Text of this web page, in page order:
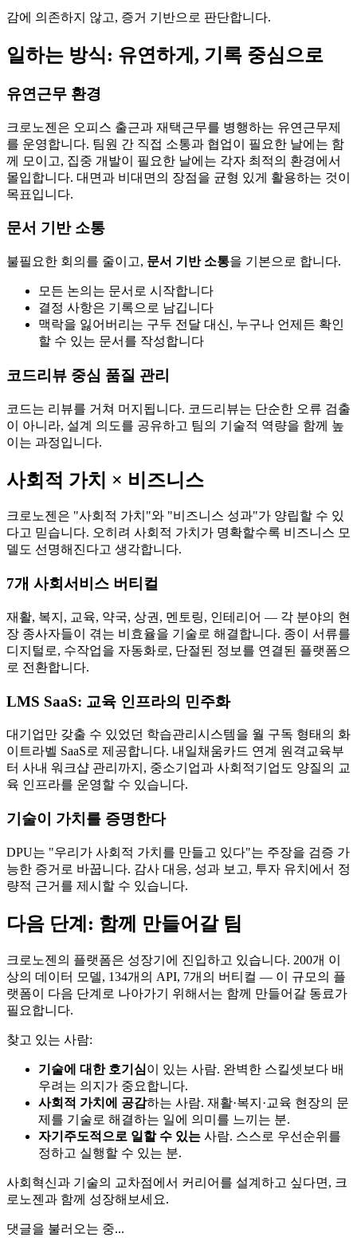
감에 의존하지 않고, 증거 기반으로 판단합니다.
일하는 방식: 유연하게, 기록 중심으로
유연근무 환경
크로노젠은 오피스 출근과 재택근무를 병행하는 유연근무제
를 운영합니다. 팀원 간 직접 소통과 협업이 필요한 날에는 함
께 모이고, 집중 개발이 필요한 날에는 각자 최적의 환경에서
몰입합니다. 대면과 비대면의 장점을 균형 있게 활용하는 것이
목표입니다.
문서 기반 소통
불필요한 회의를 줄이고, 문서 기반 소통을 기본으로 합니다.
모든 논의는 문서로 시작합니다
결정 사항은 기록으로 남깁니다
맥락을 잃어버리는 구두 전달 대신, 누구나 언제든 확인
할 수 있는 문서를 작성합니다
코드리뷰 중심 품질 관리
코드는 리뷰를 거쳐 머지됩니다. 코드리뷰는 단순한 오류 검출
이 아니라, 설계 의도를 공유하고 팀의 기술적 역량을 함께 높
이는 과정입니다.
사회적 가치 × 비즈니스
크로노젠은 "사회적 가치"와 "비즈니스 성과"가 양립할 수 있
다고 믿습니다. 오히려 사회적 가치가 명확할수록 비즈니스 모
델도 선명해진다고 생각합니다.
7개 사회서비스 버티컬
재활, 복지, 교육, 약국, 상권, 멘토링, 인테리어 — 각 분야의 현
장 종사자들이 겪는 비효율을 기술로 해결합니다. 종이 서류를
디지털로, 수작업을 자동화로, 단절된 정보를 연결된 플랫폼으
로 전환합니다.
LMS SaaS: 교육 인프라의 민주화
대기업만 갖출 수 있었던 학습관리시스템을 월 구독 형태의 화
이트라벨 SaaS로 제공합니다. 내일채움카드 연계 원격교육부
터 사내 워크샵 관리까지, 중소기업과 사회적기업도 양질의 교
육 인프라를 운영할 수 있습니다.
기술이 가치를 증명한다
DPU는 "우리가 사회적 가치를 만들고 있다"는 주장을 검증 가
능한 증거로 바꿉니다. 감사 대응, 성과 보고, 투자 유치에서 정
량적 근거를 제시할 수 있습니다.
다음 단계: 함께 만들어갈 팀
크로노젠의 플랫폼은 성장기에 진입하고 있습니다. 200개 이
상의 데이터 모델, 134개의 API, 7개의 버티컬 — 이 규모의 플
랫폼이 다음 단계로 나아가기 위해서는 함께 만들어갈 동료가
필요합니다.
찾고 있는 사람:
기술에 대한 호기심이 있는 사람. 완벽한 스킬셋보다 배
우려는 의지가 중요합니다.
사회적 가치에 공감하는 사람. 재활·복지·교육 현장의 문
제를 기술로 해결하는 일에 의미를 느끼는 분.
자기주도적으로 일할 수 있는 사람. 스스로 우선순위를
정하고 실행할 수 있는 분.
사회혁신과 기술의 교차점에서 커리어를 설계하고 싶다면, 크
로노젠과 함께 성장해보세요.
댓글을 불러오는 중...